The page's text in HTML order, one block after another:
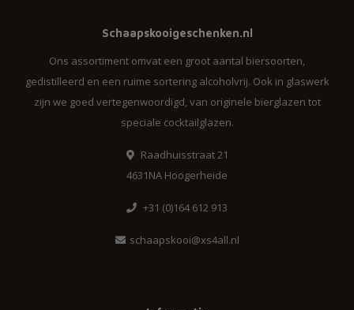
Schaapskooigeschenken.nl
Ons assortiment omvat een groot aantal biersoorten,
gedistilleerd en een ruime sortering alcoholvrij. Ook in glaswerk
zijn we goed vertegenwoordigd, van originele bierglazen tot
speciale cocktailglazen.
Raadhuisstraat 21
4631NA Hoogerheide
+31 (0)164 612 913
schaapskooi@xs4all.nl